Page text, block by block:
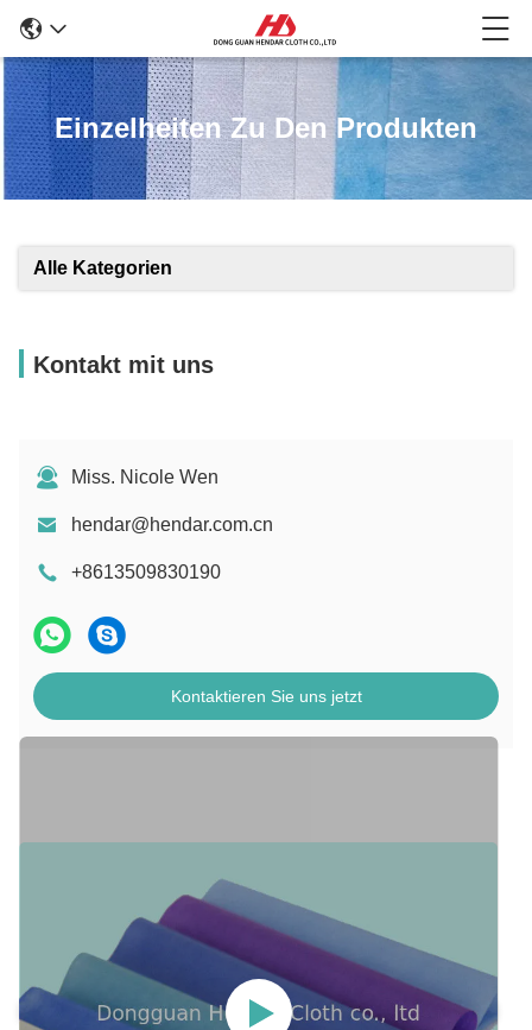
Einzelheiten Zu Den Produkten
Alle Kategorien
Kontakt mit uns
Miss. Nicole Wen
hendar@hendar.com.cn
+8613509830190
Kontaktieren Sie uns jetzt